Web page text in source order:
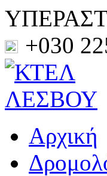
+030
Αρχική